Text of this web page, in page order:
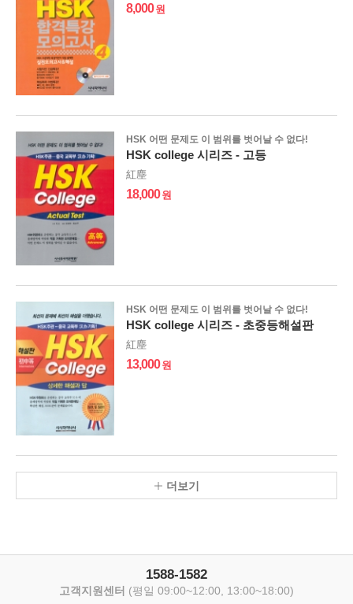
8,000
HSK 어떤 문제도 이 범위를 벗어날 수 없다!
HSK college 시리즈 - 고등
紅塵
18,000
HSK 어떤 문제도 이 범위를 벗어날 수 없다!
HSK college 시리즈 - 초중등해설판
紅塵
13,000
더보기
1588-1582
고객지원센터 (평일 09:00~12:00, 13:00~18:00)